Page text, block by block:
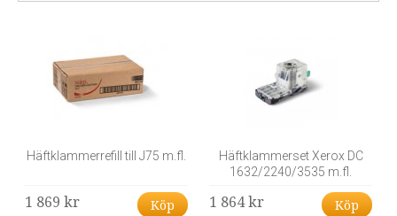
Häftklammerrefill till J75 m.fl.
1 869 kr Köp
Häftklammerset Xerox DC
1632/2240/3535 m.fl.
1 864 kr Köp